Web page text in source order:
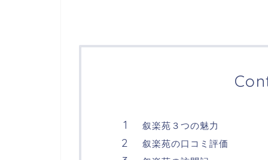
叙楽苑３つの魅力
叙楽苑の口コミ評価